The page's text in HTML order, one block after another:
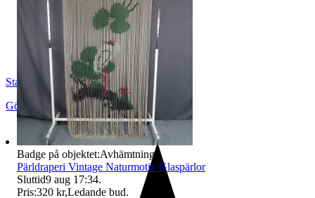
StadsmissionensSecondhandGbg
Göteborg
,Sverige
Badge på objektet:Avhämtning
Pärldraperi Vintage Naturmotiv Glaspärlor
Sluttid9 aug 17:34.
Pris:320 kr,Ledande bud.